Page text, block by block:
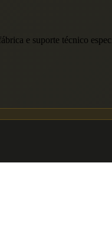
e suporte técnico